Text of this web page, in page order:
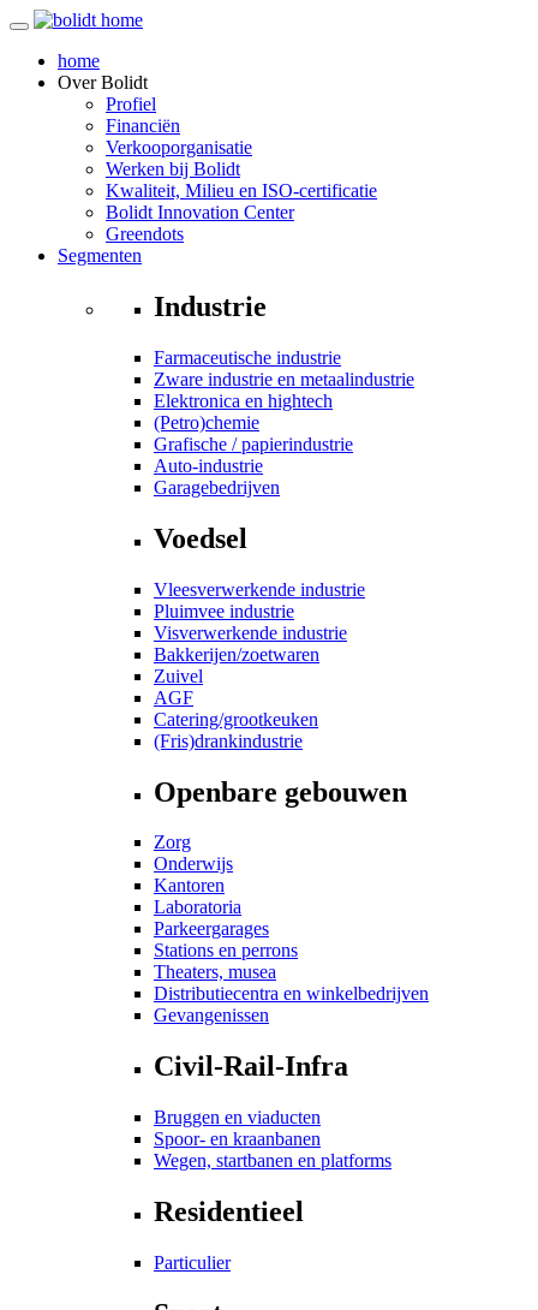
home
OverBolidt
Profiel
Financiën
Verkooporganisatie
Werken bij Bolidt
Kwaliteit, Milieu en ISO-certificatie
Bolidt Innovation Center
Greendots
Segmenten
Industrie
Farmaceutische industrie
Zware industrie en metaalindustrie
Elektronica en hightech
(Petro)chemie
Grafische / papierindustrie
Auto-industrie
Garagebedrijven
Voedsel
Vleesverwerkende industrie
Pluimvee industrie
Visverwerkende industrie
Bakkerijen/zoetwaren
Zuivel
AGF
Catering/grootkeuken
(Fris)drankindustrie
Openbare gebouwen
Zorg
Onderwijs
Kantoren
Laboratoria
Parkeergarages
Stations en perrons
Theaters, musea
Distributiecentra en winkelbedrijven
Gevangenissen
Civil-Rail-Infra
Bruggen en viaducten
Spoor- en kraanbanen
Wegen, startbanen en platforms
Residentieel
Particulier